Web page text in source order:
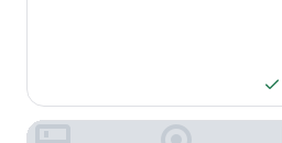
At Georges Stay & Fly